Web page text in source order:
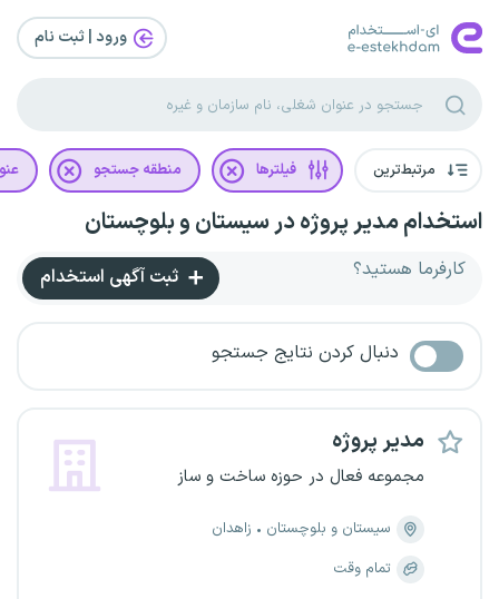
ورود | ثبت‌ نام
مرتبط‌ترین فیلترها منطقه جستجو
استخدام مدیر پروژه در سیستان و بلوچستان
کارفرما هستید؟ ثبت آگهی استخدام
دنبال کردن نتایج جستجو
مدیر پروژه
مجموعه فعال در حوزه ساخت و ساز
سیستان و بلوچستان
زاهدان
تمام وقت